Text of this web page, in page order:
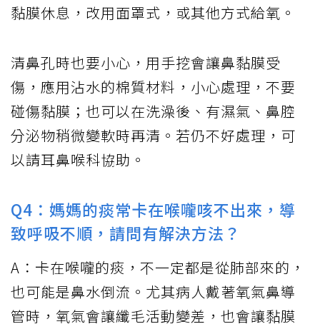
黏膜休息，改用面罩式，或其他方式給氧。
清鼻孔時也要小心，用手挖會讓鼻黏膜受
傷，應用沾水的棉質材料，小心處理，不要
碰傷黏膜；也可以在洗澡後、有濕氣、鼻腔
分泌物稍微變軟時再清。若仍不好處理，可
以請耳鼻喉科協助。
Q4：媽媽的痰常卡在喉嚨咳不出來，導
致呼吸不順，請問有解決方法？
A：卡在喉嚨的痰，不一定都是從肺部來的，
也可能是鼻水倒流。尤其病人戴著氧氣鼻導
管時，氧氣會讓纖毛活動變差，也會讓黏膜